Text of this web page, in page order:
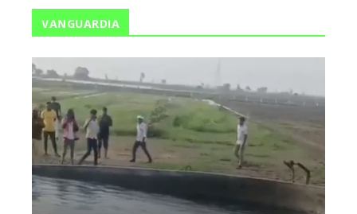
VANGUARDIA